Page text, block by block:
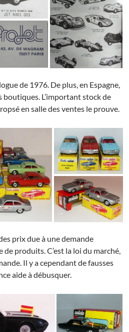
de 1976. De plus, en Espagne,
boutiques. L’important stock de
en salle des ventes le prouve.
prix due à une demande
produits. C’est la loi du marché,
Il y a cependant de fausses
aide à débusquer.